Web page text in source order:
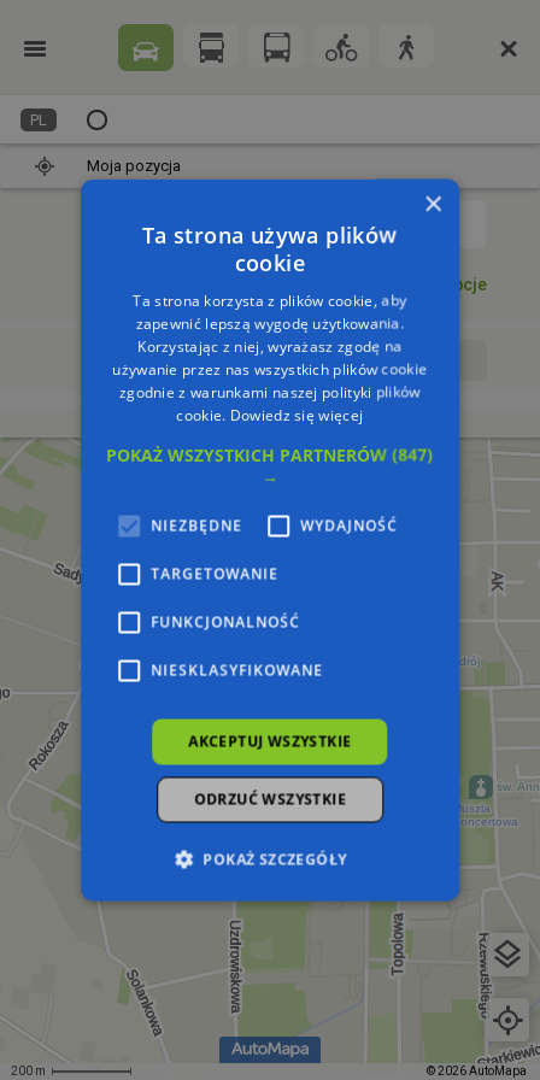
200 m © 2026 AutoMapa
PL
Moja pozycja
Opcje
Wyrusz teraz Wyrusz o:
×
Ta strona używa plików
cookie
Ta strona korzysta z plików cookie, aby
zapewnić lepszą wygodę użytkowania.
Korzystając z niej, wyrażasz zgodę na
używanie przez nas wszystkich plików cookie
zgodnie z warunkami naszej polityki plików
cookie. Dowiedz się więcej
POKAŻ WSZYSTKICH PARTNERÓW(847)
→
NIEZBĘDNE WYDAJNOŚĆ
TARGETOWANIE
FUNKCJONALNOŚĆ
NIESKLASYFIKOWANE
AKCEPTUJ WSZYSTKIE
ODRZUĆ WSZYSTKIE
POKAŻ SZCZEGÓŁY
Wydajność
Targetowanie
Funkcjonalność
Niesklasyfikowane
Niezbędne pliki cookie umożliwiają korzystanie z
podstawowych funkcji strony internetowej,
takich jak logowanie użytkownika i zarządzanie